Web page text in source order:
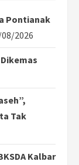
Pontianak
2026
Tak
Kalbar